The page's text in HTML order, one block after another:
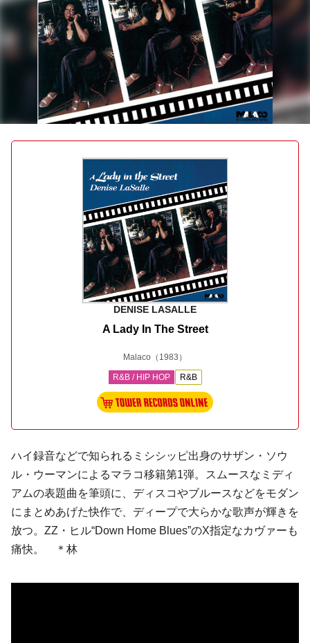
DENISE LASALLE
A Lady In The Street
Malaco （1983）
R&B / HIP HOP R&B
ハイ録音などで知られるミシシッピ出身のサザン・ソウ
ル ・ウーマンによるマラコ移籍第1弾。スムースなミディ
アムの表題曲を筆頭に、ディスコやブルースなどをモダン
にまとめあげた快作で、ディープで大らかな歌声が輝きを
放つ。 ZZ・ヒル“Down Home Blues”のX指定なカヴァーも
痛快。 ＊林